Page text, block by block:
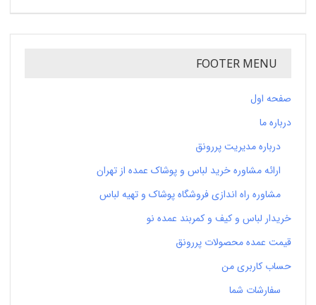
FOOTER MENU
صفحه اول
درباره ما
درباره مدیریت پررونق
ارائه مشاوره خرید لباس و پوشاک عمده از تهران
مشاوره راه اندازی فروشگاه پوشاک و تهیه لباس
خریدار لباس و کیف و کمربند عمده نو
قیمت عمده محصولات پررونق
حساب کاربری من
سفارشات شما